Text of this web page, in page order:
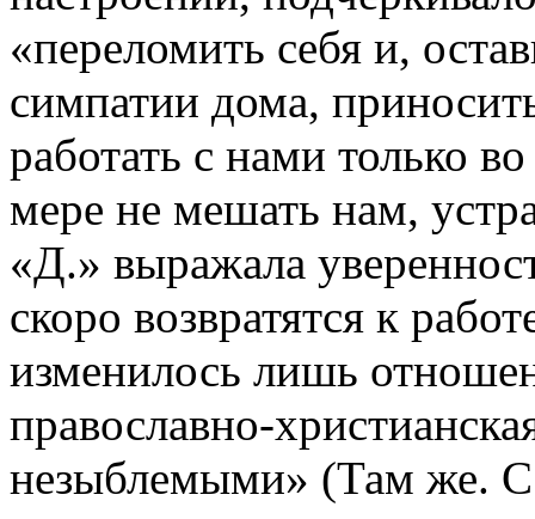
«переломить себя и,
симпатии дома,
работать с нами только
мере не мешать нам,
«Д.» выражала
скоро возвратятся к
изменилось лишь
православно-
незыблемыми» (Там же.